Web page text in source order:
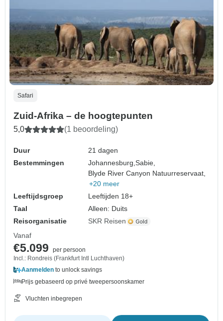
Safari
Zuid-Afrika – de hoogtepunten
5,0 (1 beoordeling)
Duur
21 dagen
Bestemmingen
Johannesburg,Sabie,
Blyde River Canyon Natuurreservaat,
+20 meer
Leeftijdsgroep
Leeftijden 18+
Taal
Alleen: Duits
Reisorganisatie
SKR Reisen
Vanaf
€5.099
per persoon
Incl.: Rondreis (Frankfurt Intl Luchthaven)
Aanmelden to unlock savings
Prijs gebaseerd op privé tweepersoonskamer
Vluchten inbegrepen